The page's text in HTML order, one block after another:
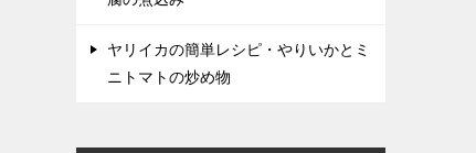
ヤリイカの簡単レシピ・やりいかとミ
ニトマトの炒め物